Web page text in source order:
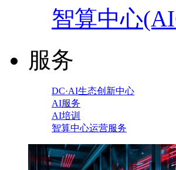
智算中心
服务
DC·AI生态创新中心
AI服务
AI培训
智算中心运营服务